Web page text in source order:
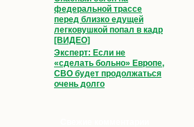
федеральной трассе
перед близко едущей
легковушкой попал в кадр
[ВИДЕО]
Эксперт: Если не
«сделать больно» Европе,
СВО будет продолжаться
очень долго